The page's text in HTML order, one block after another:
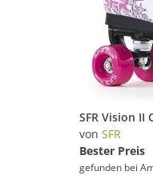
von SFR
Bester Preis
gefunden bei